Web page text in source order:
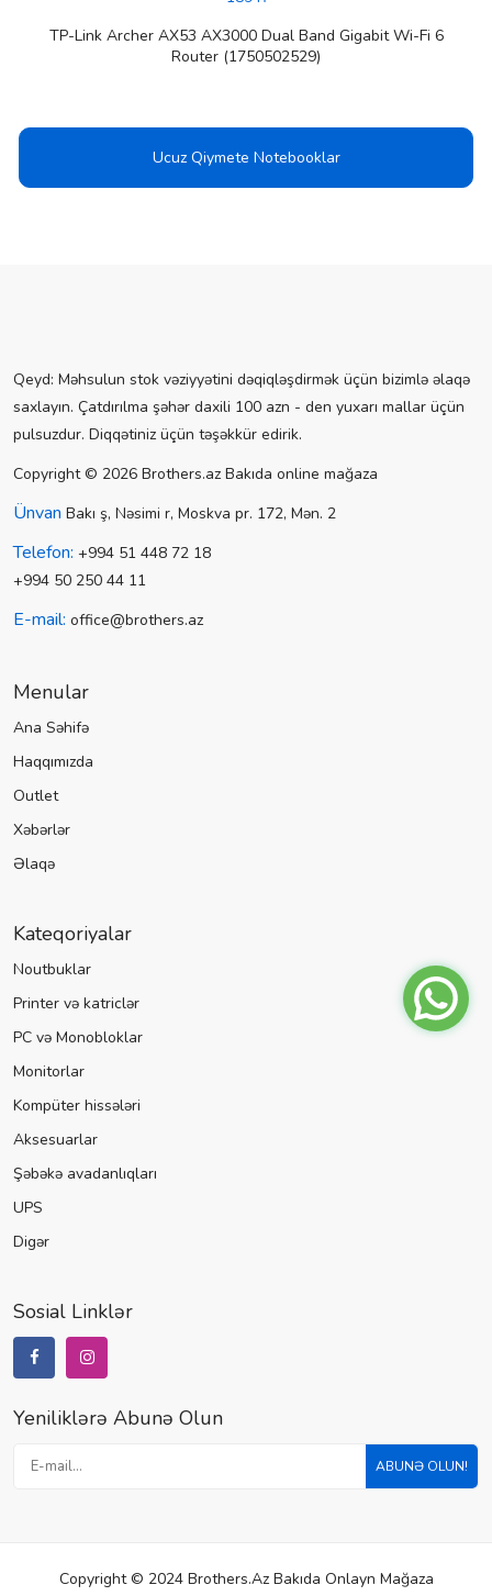
TP-Link Archer AX53 AX3000 Dual Band Gigabit Wi-Fi 6
Router (1750502529)
Ucuz Qiymete Notebooklar
Qeyd: Məhsulun stok vəziyyətini dəqiqləşdirmək üçün bizimlə əlaqə
saxlayın. Çatdırılma şəhər daxili 100 azn - den yuxarı mallar üçün
pulsuzdur. Diqqətiniz üçün təşəkkür edirik.
Copyright © 2026 Brothers.az Bakıda online mağaza
Ünvan Bakı ş, Nəsimi r, Moskva pr. 172, Mən. 2
Telefon: +994 51 448 72 18
+994 50 250 44 11
E-mail: office@brothers.az
Menular
Ana Səhifə
Haqqımızda
Outlet
Xəbərlər
Əlaqə
Kateqoriyalar
Noutbuklar
Printer və katriclər
PC və Monobloklar
Monitorlar
Kompüter hissələri
Aksesuarlar
Şəbəkə avadanlıqları
UPS
Digər
Sosial Linklər
Yeniliklərə Abunə Olun
ABUNƏ OLUN!
Copyright © 2024 Brothers.az Bakıda Onlayn Mağaza